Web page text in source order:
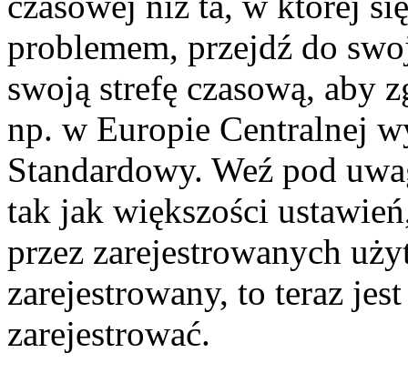
problemem, przejdź do
swoją strefę czasową, aby
np. w Europie Centralnej
Standardowy. Weź pod
tak jak większości
przez zarejestrowanych
zarejestrowany, to teraz
zarejestrować.